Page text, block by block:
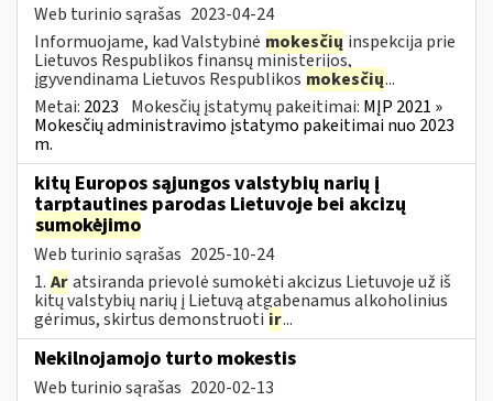
Web turinio sąrašas 2023-04-24
Informuojame, kad Valstybinė mokesčių inspekcija prie
Lietuvos Respublikos finansų ministerijos,
įgyvendinama Lietuvos Respublikos mokesčių...
Metai: 2023 Mokesčių įstatymų pakeitimai: MĮP 2021 »
Mokesčių administravimo įstatymo pakeitimai nuo 2023
m.
kitų Europos sąjungos valstybių narių į
tarptautines parodas Lietuvoje bei akcizų
sumokėjimo
Web turinio sąrašas 2025-10-24
1. Aratsiranda prievolė sumokėti akcizus Lietuvoje už iš
kitų valstybių narių į Lietuvą atgabenamus alkoholinius
gėrimus, skirtus demonstruoti ir...
Nekilnojamojo turto mokestis
Web turinio sąrašas 2020-02-13